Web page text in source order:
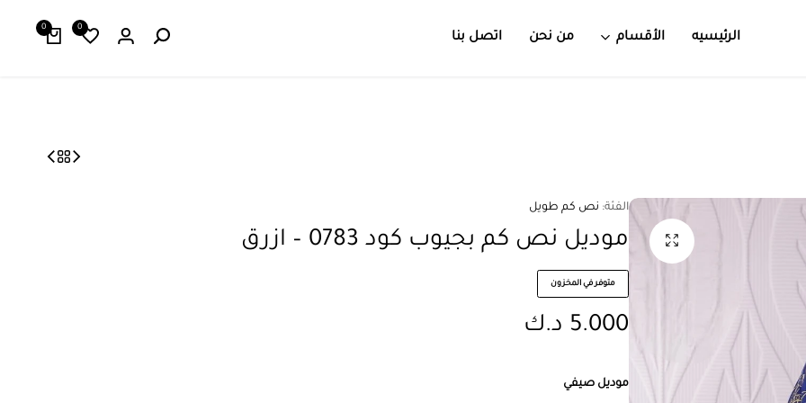
الرئيسيه الأقسام من نحن اتصل بنا
0
0
الفئة: نص كم طويل
موديل نص كم بجيوب كود 0783 – ازرق
متوفر في المخزون
5.000 د.ك
موديل صيفي